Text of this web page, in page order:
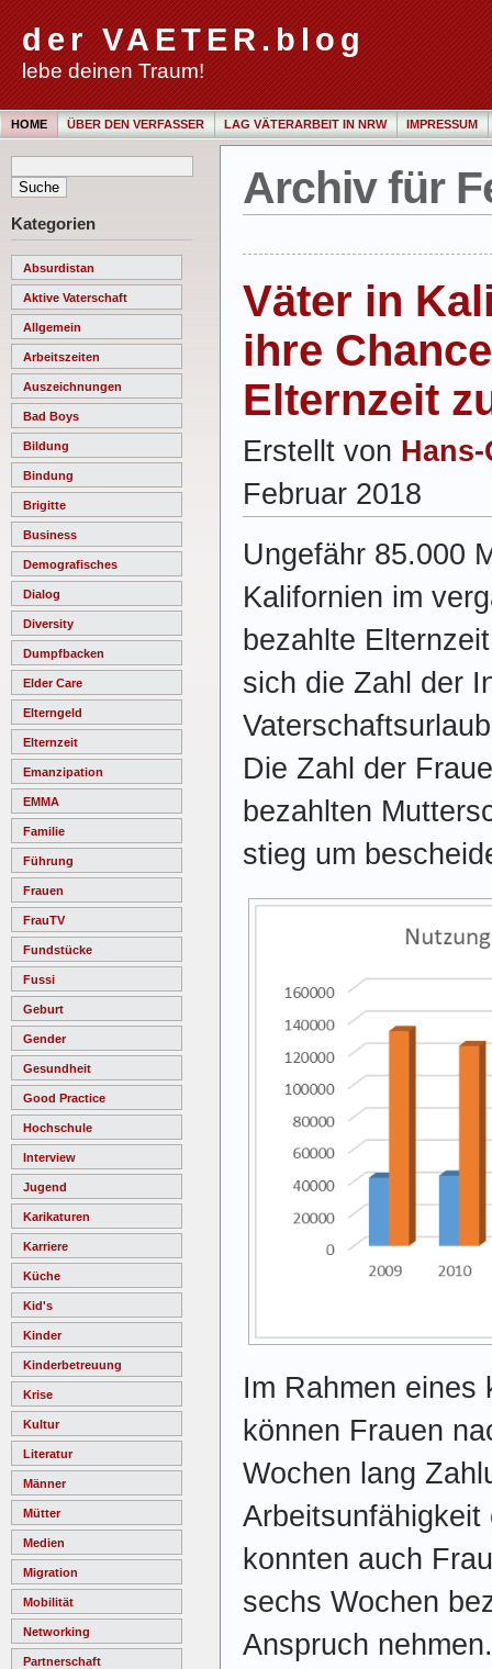
der VAETER.blog
lebe deinen Traum!
HOME ÜBER DEN VERFASSER LAG VÄTERARBEIT IN NRW IMPRESSUM
Kategorien
Absurdistan
Aktive Vaterschaft
Allgemein
Arbeitszeiten
Auszeichnungen
Bad Boys
Bildung
Bindung
Brigitte
Business
Demografisches
Dialog
Diversity
Dumpfbacken
Elder Care
Elterngeld
Elternzeit
Emanzipation
EMMA
Familie
Führung
Frauen
FrauTV
Fundstücke
Fussi
Geburt
Gender
Gesundheit
Good Practice
Hochschule
Interview
Jugend
Karikaturen
Karriere
Küche
Kid's
Kinder
Kinderbetreuung
Krise
Kultur
Literatur
Männer
Mütter
Medien
Migration
Mobilität
Networking
Partnerschaft
Archiv für
Väter in
ihre
Elternzeit
Erstellt von
Februar 2018
Ungefähr 85.000
Kalifornien im
bezahlte
sich die Zahl der
Die Zahl der
bezahlten
stieg um
Im Rahmen eines
können Frauen
Wochen lang
konnten auch
sechs Wochen
Anspruch